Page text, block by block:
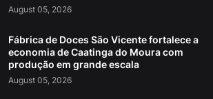
August 05, 2026
Fábrica de Doces São Vicente fortalece a
economia de Caatinga do Moura com
produção em grande escala
August 05, 2026